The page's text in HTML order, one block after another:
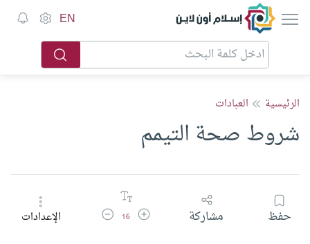
إسلام أون لاين EN
الرئيسية العبادات
شروط صحة التيمم
حفظ مشاركة زيادة حجم الخط
16 تقليل حجم الخطالإعدادات